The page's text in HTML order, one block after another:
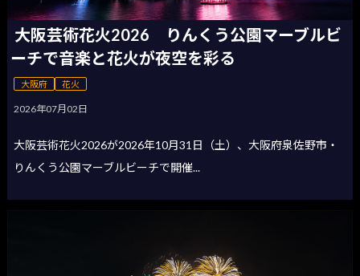
大阪芸術花火2026 りんくう公園マーブルビ
ーチで音楽と花火が夜空を彩る
大阪府 花火
2026年07月02日
大阪芸術花火2026が2026年10月31日（土）、大阪府泉佐野市・
りんくう公園マーブルビーチで開催...